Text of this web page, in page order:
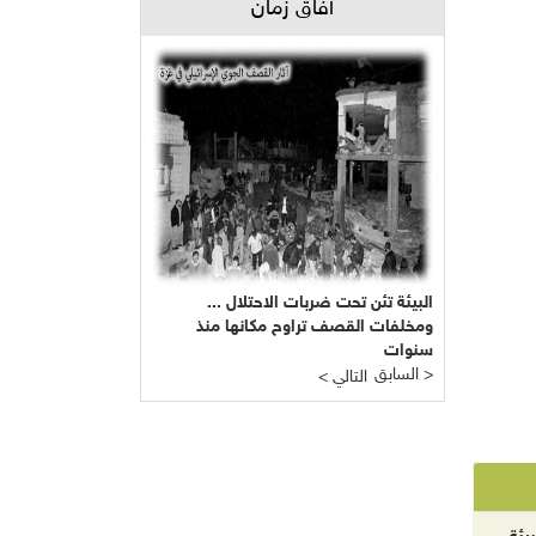
آفاق زمان
البيئة تئن تحت ضربات الاحتلال ...
ومخلفات القصف تراوح مكانها منذ
سنوات
< التالي
السابق >